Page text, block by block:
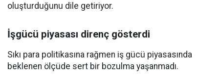
oluşturduğunu dile getiriyor.
İşgücü piyasası direnç gösterdi
Sıkı para politikasına rağmen iş gücü piyasasında
beklenen ölçüde sert bir bozulma yaşanmadı.